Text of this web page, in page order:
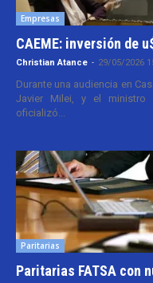
Empresas
CAEME: inversión de
Christian Atance - 29/05/2026
Durante una audiencia en
Javier Milei, y el ministro
oficializó...
Paritarias
Paritarias FATSA con